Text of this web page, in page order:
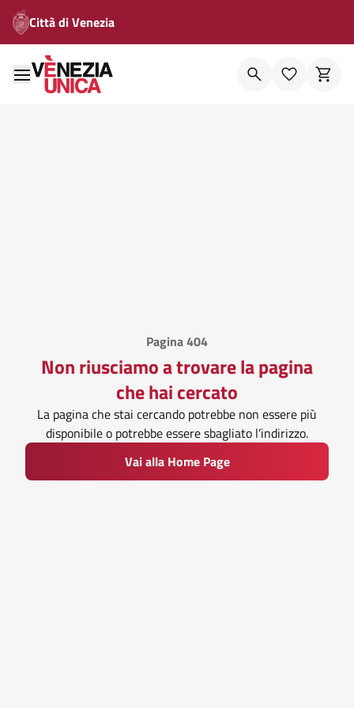
Città di Venezia
Pagina 404
Non riusciamo a trovare la pagina
che hai cercato
La pagina che stai cercando potrebbe non essere più
disponibile o potrebbe essere sbagliato l’indirizzo.
Vai alla Home Page